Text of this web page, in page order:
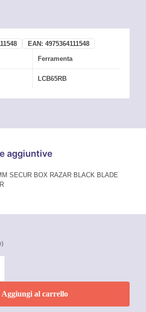
EAN: 4975364111548
Ferramenta
LCB65RB
aggiuntive
SECUR BOX RAZAR BLACK BLADE
Aggiungi al carrello